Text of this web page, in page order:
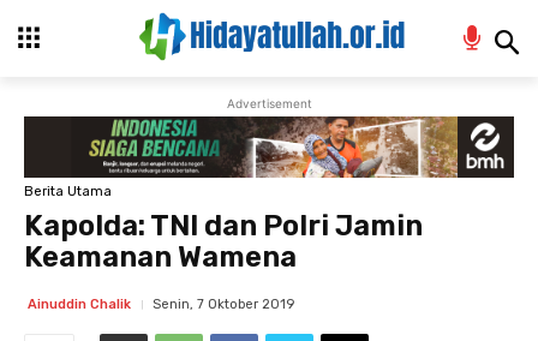
Advertisement
Berita Utama
Kapolda: TNI dan Polri Jamin
Keamanan Wamena
Ainuddin Chalik Senin, 7 Oktober 2019